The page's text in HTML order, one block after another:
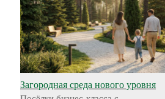
Загородная среда нового уровня